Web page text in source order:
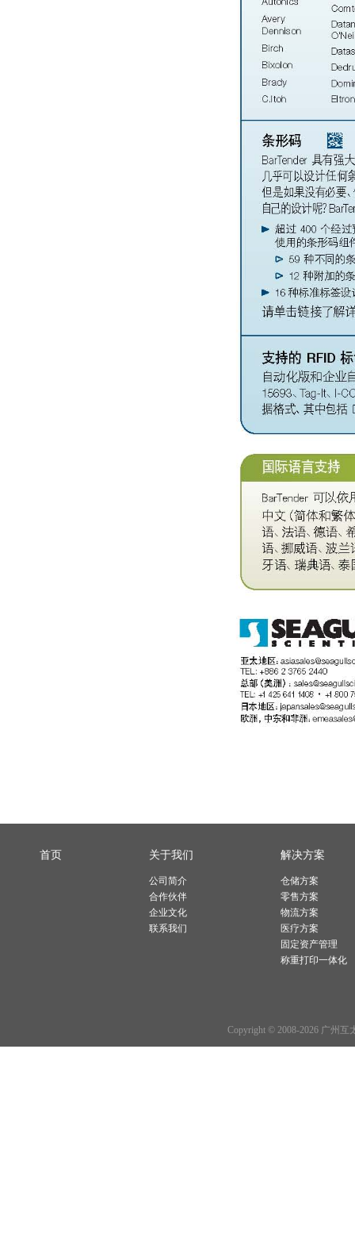
首页 关于我们
公司简介
合作伙伴
企业文化
联系我们
解决方案
仓储方案
零售方案
物流方案
医疗方案
固定资产管理
称重打印一体化
Copyright © 2008-2026 广州互